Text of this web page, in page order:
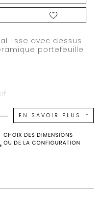
lisse avec dessus
portefeuille
EN SAVOIR PLUS